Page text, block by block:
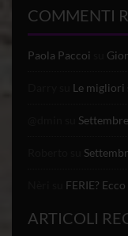
COMMENTI
Paola Paccoi
Le migliori
FERIE?
ARTICOLI